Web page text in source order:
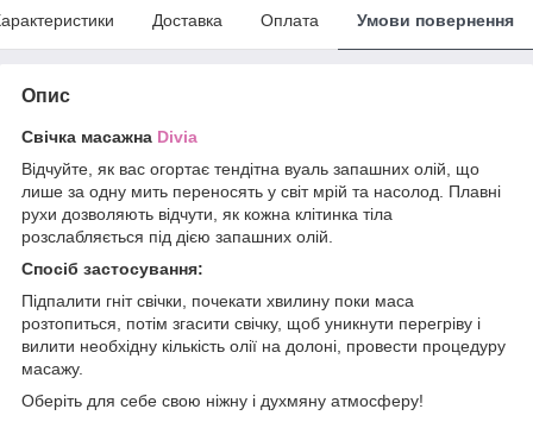
Доставка Оплата Умови повернення
Опис
Свічка масажна Divia
Відчуйте, як вас огортає тендітна вуаль запашних олій, що
лише за одну мить переносять у світ мрій та насолод. Плавні
рухи дозволяють відчути, як кожна клітинка тіла
розслабляється під дією запашних олій.
Спосіб застосування:
Підпалити гніт свічки, почекати хвилину поки маса
розтопиться, потім згасити свічку, щоб уникнути перегріву і
вилити необхідну кількість олії на долоні, провести процедуру
масажу.
Оберіть для себе свою ніжну і духмяну атмосферу!